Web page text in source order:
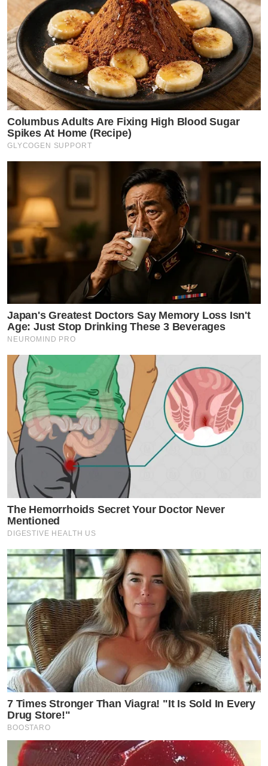
Columbus Adults Are Fixing High Blood Sugar
Spikes At Home (Recipe)
GLYCOGEN SUPPORT
Japan's Greatest Doctors Say Memory Loss Isn't
Age: Just Stop Drinking These 3 Beverages
NEUROMIND PRO
The Hemorrhoids Secret Your Doctor Never
Mentioned
DIGESTIVE HEALTH US
7 Times Stronger Than Viagra! "It Is Sold In Every
Drug Store!"
BOOSTARO